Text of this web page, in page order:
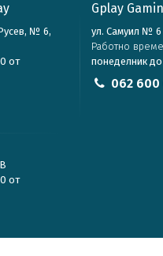
№ 6,
от
Gplay
ул. Самуил № 6
Работно
понеделник
062 600
от